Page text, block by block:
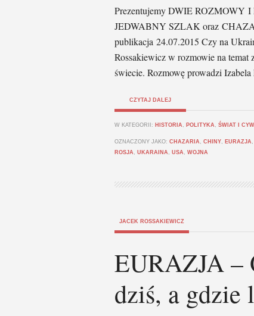
Prezentujemy DWIE
JEDWABNY SZLAK oraz
publikacja 24.07.2015 Czy na
Rossakiewicz w rozmowie na temat
świecie. Rozmowę prowadzi
CZYTAJ DALEJ
W KATEGORII: HISTORIA , POLITYKA , ŚWIAT I
OZNACZONY JAKO: CHAZARIA , CHINY, EURAZJA ,
ROSJA , UKARAINA , USA , WOJNA
JACEK ROSSAKIEWICZ
EURAZJA –
dziś, a gdzie